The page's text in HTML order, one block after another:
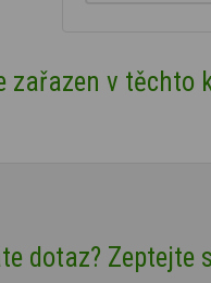
zařazen v těchto
dotaz? Zeptejte